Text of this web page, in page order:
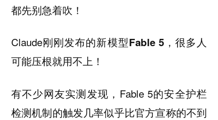
都先别急着吹！
Claude刚刚发布的新模型Fable 5，很多人
可能压根就用不上！
有不少网友实测发现，Fable 5的安全护栏
检测机制的触发几率似乎比官方宣称的不到